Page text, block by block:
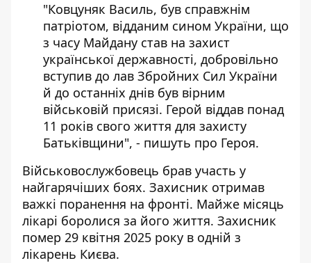
"Ковцуняк Василь, був справжнім
патріотом, відданим сином України, що
з часу Майдану став на захист
української державності, добровільно
вступив до лав Збройних Сил України
й до останніх днів був вірним
військовій присязі. Герой віддав понад
11 років свого життя для захисту
Батьківщини", - пишуть про Героя.
Військовослужбовець брав участь у
найгарячіших боях. Захисник отримав
важкі поранення на фронті. Майже місяць
лікарі боролися за його життя. Захисник
помер 29 квітня 2025 року в одній з
лікарень Києва.